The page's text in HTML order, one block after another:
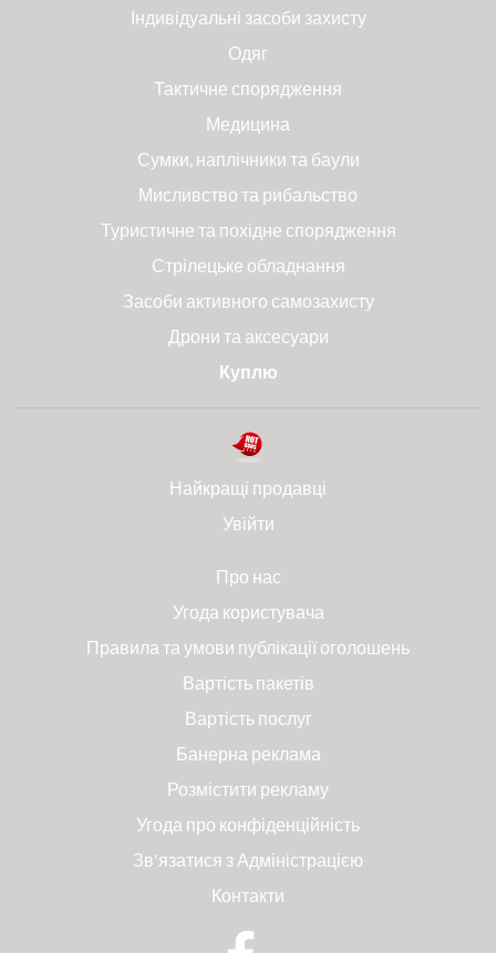
Індивідуальні засоби захисту
Одяг
Тактичне спорядження
Медицина
Сумки, наплічники та баули
Мисливство та рибальство
Туристичне та похідне спорядження
Стрілецьке обладнання
Засоби активного самозахисту
Дрони та аксесуари
Куплю
Найкращі продавці
Увійти
Про нас
Угода користувача
Правила та умови публікації оголошень
Вартість пакетів
Вартість послуг
Банерна реклама
Розмістити рекламу
Угода про конфіденційність
Зв'язатися з Адміністрацією
Контакти